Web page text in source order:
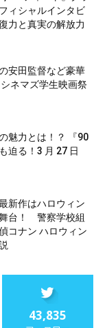
ィシャルインタビ
力と真実の解放力
安田監督など豪華
ネマズ学生映画祭
魅力とは！？ 『90
迫る！3 月 27 日
新作はハロウィン
台！ 警察学校組
コナン ハロウィン
43,835